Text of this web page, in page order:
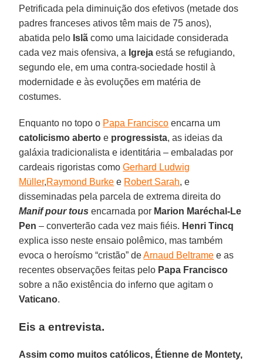
Petrificada pela diminuição dos efetivos (metade dos
padres franceses ativos têm mais de 75 anos),
abatida pelo Islã como uma laicidade considerada
cada vez mais ofensiva, a Igreja está se refugiando,
segundo ele, em uma contra-sociedade hostil à
modernidade e às evoluções em matéria de
costumes.
Enquanto no topo o Papa Francisco encarna um
catolicismo aberto e progressista, as ideias da
galáxia tradicionalista e identitária – embaladas por
cardeais rigoristas comoGerhard Ludwig
Müller,Raymond Burke e Robert Sarah, e
disseminadas pela parcela de extrema direita do
Manif pour tous encarnada por Marion Maréchal-Le
Pen – converterão cada vez mais fiéis. Henri Tincq
explica isso neste ensaio polêmico, mas também
evoca o heroísmo “cristão” deArnaud Beltrame e as
recentes observações feitas pelo Papa Francisco
sobre a não existência do inferno que agitam o
Vaticano.
Eis a entrevista.
Assim como muitos católicos, Étienne de Montety,